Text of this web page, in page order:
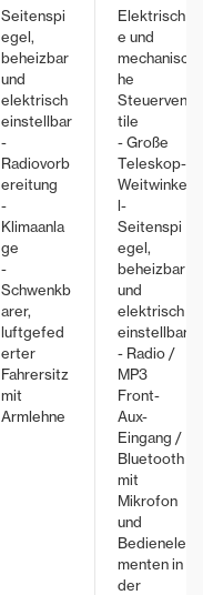
Seitenspi
egel,
beheizbar
und
elektrisch
einstellbar
-
Radiovorb
ereitung
-
Klimaanla
ge
-
Schwenkb
arer,
luftgefed
erter
Fahrersitz
mit
Armlehne
Elektrisch
e und
mechanisc
he
Steuerven
tile
- Große
Teleskop-
Weitwinke
l-
Seitenspi
egel,
beheizbar
und
elektrisch
einstellbar
- Radio /
MP3
Front-
Aux-
Eingang /
Bluetooth
mit
Mikrofon
und
Bedienele
menten in
der